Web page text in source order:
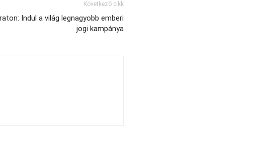
Következő cikk
Indul a világ legnagyobb emberi
jogi kampánya